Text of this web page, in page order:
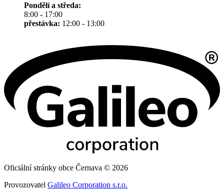
Pondělí a středa:
8:00 - 17:00
přestávka: 12:00 - 13:00
Oficiální stránky obce Černava © 2026
Provozovatel Galileo Corporation s.r.o.